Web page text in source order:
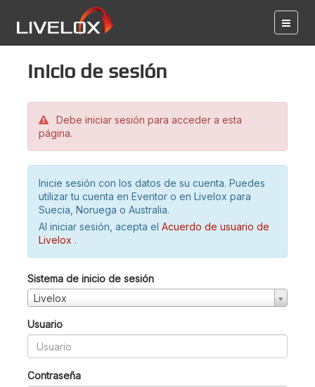
Inicio de sesión
Debe iniciar sesión para acceder a esta
página.
Inicie sesión con los datos de su cuenta. Puedes
utilizar tu cuenta en Eventor o en Livelox para
Suecia, Noruega o Australia.
Al iniciar sesión, acepta el Acuerdo de usuario de
Livelox .
Sistema de inicio de sesión
Livelox
Usuario
Contraseña